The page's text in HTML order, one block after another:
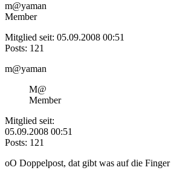
m@yaman
Member
Mitglied seit: 05.09.2008 00:51
Posts: 121
m@yaman
M@
Member
Mitglied seit:
05.09.2008 00:51
Posts: 121
oO Doppelpost, dat gibt was auf die Finger